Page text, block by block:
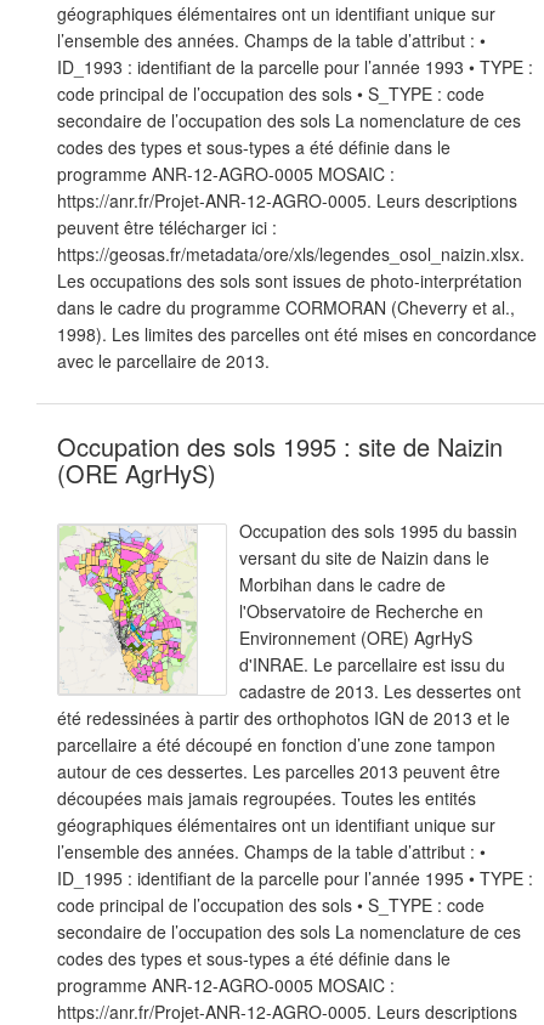
géographiques élémentaires ont un identifiant unique sur
l’ensemble des années. Champs de la table d’attribut : •
ID_1993 : identifiant de la parcelle pour l’année 1993 • TYPE :
code principal de l’occupation des sols • S_TYPE : code
secondaire de l’occupation des sols La nomenclature de ces
codes des types et sous-types a été définie dans le
programme ANR-12-AGRO-0005 MOSAIC :
https://anr.fr/Projet-ANR-12-AGRO-0005. Leurs descriptions
peuvent être télécharger ici :
https://geosas.fr/metadata/ore/xls/legendes_osol_naizin.xlsx.
Les occupations des sols sont issues de photo-interprétation
dans le cadre du programme CORMORAN (Cheverry et al.,
1998). Les limites des parcelles ont été mises en concordance
avec le parcellaire de 2013.
Occupation des sols 1995 : site de Naizin
(ORE AgrHyS)
Occupation des sols 1995 du bassin
versant du site de Naizin dans le
Morbihan dans le cadre de
l'Observatoire de Recherche en
Environnement (ORE) AgrHyS
d'INRAE. Le parcellaire est issu du
cadastre de 2013. Les dessertes ont
été redessinées à partir des orthophotos IGN de 2013 et le
parcellaire a été découpé en fonction d’une zone tampon
autour de ces dessertes. Les parcelles 2013 peuvent être
découpées mais jamais regroupées. Toutes les entités
géographiques élémentaires ont un identifiant unique sur
l’ensemble des années. Champs de la table d’attribut : •
ID_1995 : identifiant de la parcelle pour l’année 1995 • TYPE :
code principal de l’occupation des sols • S_TYPE : code
secondaire de l’occupation des sols La nomenclature de ces
codes des types et sous-types a été définie dans le
programme ANR-12-AGRO-0005 MOSAIC :
https://anr.fr/Projet-ANR-12-AGRO-0005. Leurs descriptions